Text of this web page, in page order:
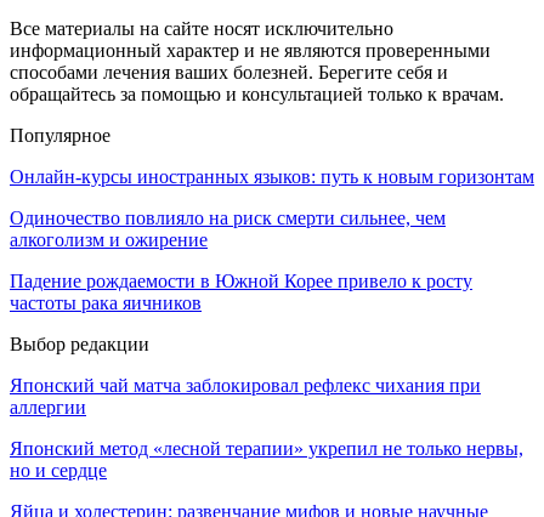
Все материалы на сайте носят исключительно
информационный характер и не являются проверенными
способами лечения ваших болезней. Берегите себя и
обращайтесь за помощью и консультацией только к врачам.
Популярное
Онлайн-курсы иностранных языков: путь к новым горизонтам
Одиночество повлияло на риск смерти сильнее, чем
алкоголизм и ожирение
Падение рождаемости в Южной Корее привело к росту
частоты рака яичников
Выбор редакции
Японский чай матча заблокировал рефлекс чихания при
аллергии
Японский метод «лесной терапии» укрепил не только нервы,
но и сердце
Яйца и холестерин: развенчание мифов и новые научные